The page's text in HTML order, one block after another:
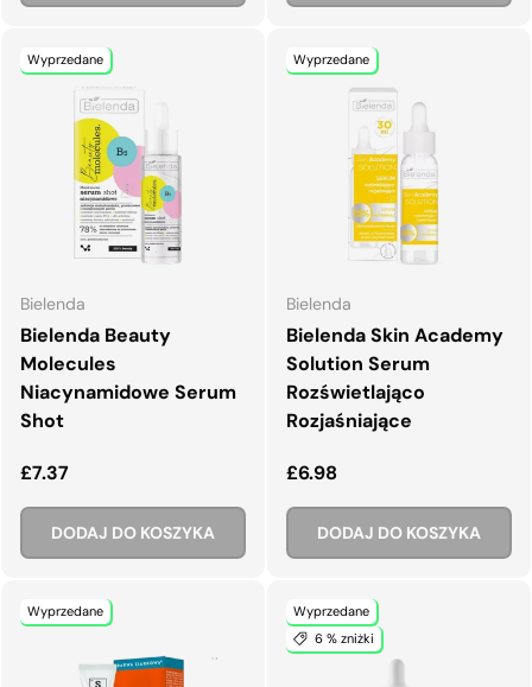
Wyprzedane
Bielenda
Bielenda Beauty
Molecules
Niacynamidowe Serum
Shot
Normalna cena
£7.37
DODAJ DO KOSZYKA
Wyprzedane
Bielenda
Bielenda Skin Academy
Solution Serum
Rozświetlająco
Rozjaśniające
Normalna cena
£6.98
DODAJ DO KOSZYKA
Wyprzedane
Wyprzedane
6 % zniżki